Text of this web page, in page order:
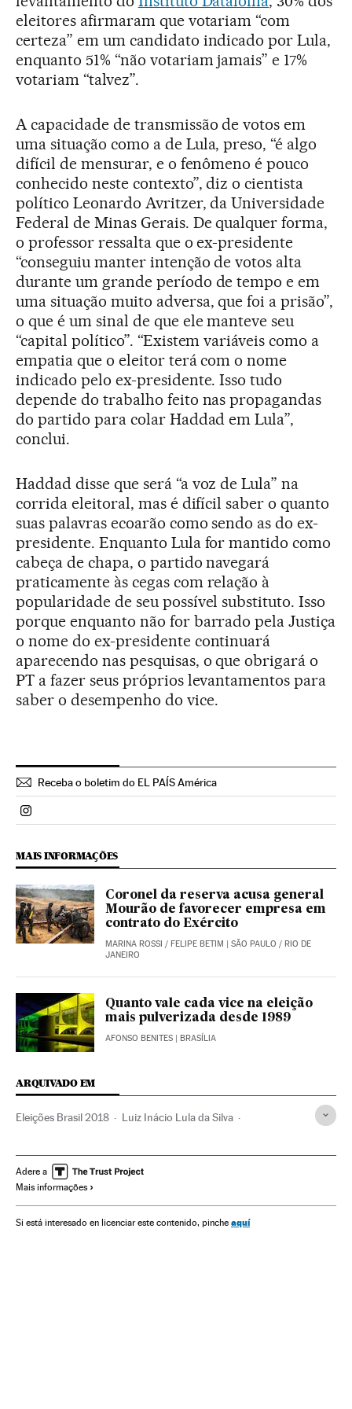
eleitores afirmaram que votariam “com
certeza” em um candidato indicado por Lula,
enquanto 51% “não votariam jamais” e 17%
votariam “talvez”.
A capacidade de transmissão de votos em
uma situação como a de Lula, preso, “é algo
difícil de mensurar, e o fenômeno é pouco
conhecido neste contexto”, diz o cientista
político Leonardo Avritzer, da Universidade
Federal de Minas Gerais. De qualquer forma,
o professor ressalta que o ex-presidente
“conseguiu manter intenção de votos alta
durante um grande período de tempo e em
uma situação muito adversa, que foi a prisão”,
o que é um sinal de que ele manteve seu
“capital político”. “Existem variáveis como a
empatia que o eleitor terá com o nome
indicado pelo ex-presidente. Isso tudo
depende do trabalho feito nas propagandas
do partido para colar Haddad em Lula”,
conclui.
Haddad disse que será “a voz de Lula” na
corrida eleitoral, mas é difícil saber o quanto
suas palavras ecoarão como sendo as do ex-
presidente. Enquanto Lula for mantido como
cabeça de chapa, o partido navegará
praticamente às cegas com relação à
popularidade de seu possível substituto. Isso
porque enquanto não for barrado pela Justiça
o nome do ex-presidente continuará
aparecendo nas pesquisas, o que obrigará o
PT a fazer seus próprios levantamentos para
saber o desempenho do vice.
Receba o boletim do EL PAÍS América
Politica El País Brasil en Instagram
MAIS INFORMAÇÕES
Coronel da reserva acusa general
Mourão de favorecer empresa em
contrato do Exército
MARINA ROSSI / FELIPE BETIM | SÃO PAULO / RIO DE
JANEIRO
Quanto vale cada vice na eleição
mais pulverizada desde 1989
AFONSO BENITES | BRASÍLIA
ARQUIVADO EM
Eleições Brasil 2018 Luiz Inácio Lula da Silva
Eleições Brasil Caso Petrobras
Lavagem dinheiro
Brasil Corrupção Eleições América do Sul
Adere a
Mais informações
Si está interesado en licenciar este contenido, pinche aquí